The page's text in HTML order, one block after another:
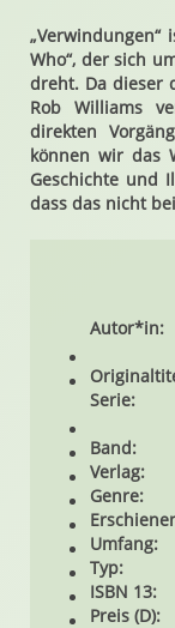
„Verwindungen“
Who“, der sich
dreht. Da dieser
Rob Williams
direkten
können wir das
Geschichte und
dass das nicht
Autor*in:
Serie:
Band:
Verlag:
Genre:
Umfang:
Typ:
ISBN 13:
Preis (D):